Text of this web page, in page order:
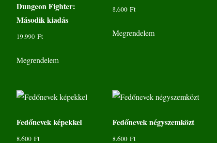
Dungeon Fighter:
Második kiadás
19.990Ft
Megrendelem
8.600 Ft
Megrendelem
Fedőnevek képekkel
8.600Ft
Fedőnevek négyszemközt
8.600 Ft